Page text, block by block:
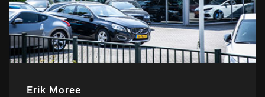
Erik Moree